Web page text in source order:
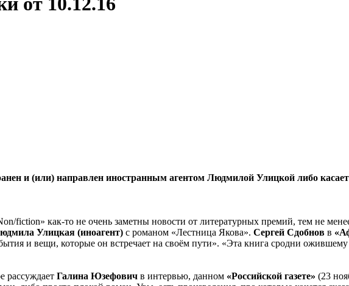
и (или) направлен иностранным агентом Людмилой Улицкой либо
fiction» как-то не очень заметны новости от литературных премий, тем не
Улицкая (иноагент) с романом «Лестница Якова». Сергей Сдобнов в
и вещи, которые он встречает на своём пути». «Эта книга сродни ожившему
рассуждает Галина Юзефович в интервью, данном «Российской газете» (23